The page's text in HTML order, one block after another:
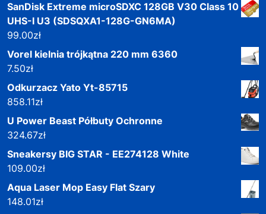
SanDisk Extreme microSDXC 128GB V30 Class 10
UHS-I U3 (SDSQXA1-128G-GN6MA)
99.00zł
Vorel kielnia trójkątna 220 mm 6360
7.50zł
Odkurzacz Yato Yt-85715
858.11zł
U Power Beast Półbuty Ochronne
324.67zł
Sneakersy BIG STAR - EE274128 White
109.00zł
Aqua Laser Mop Easy Flat Szary
148.01zł